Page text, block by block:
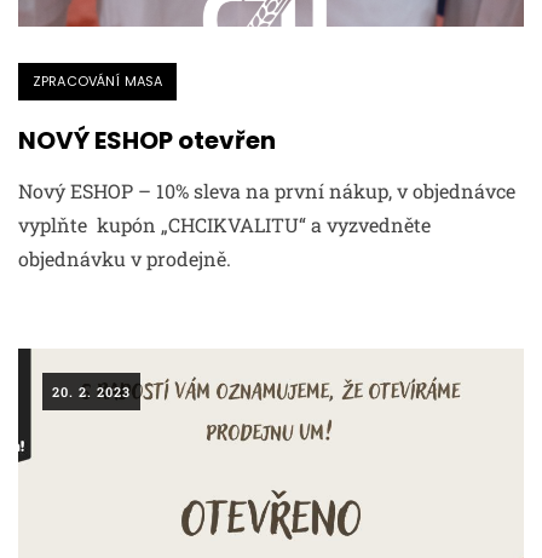
ZPRACOVÁNÍ MASA
NOVÝ ESHOP otevřen
Nový ESHOP – 10% sleva na první nákup, v objednávce
vyplňte kupón „CHCIKVALITU“ a vyzvedněte
objednávku v prodejně.
20. 2. 2023